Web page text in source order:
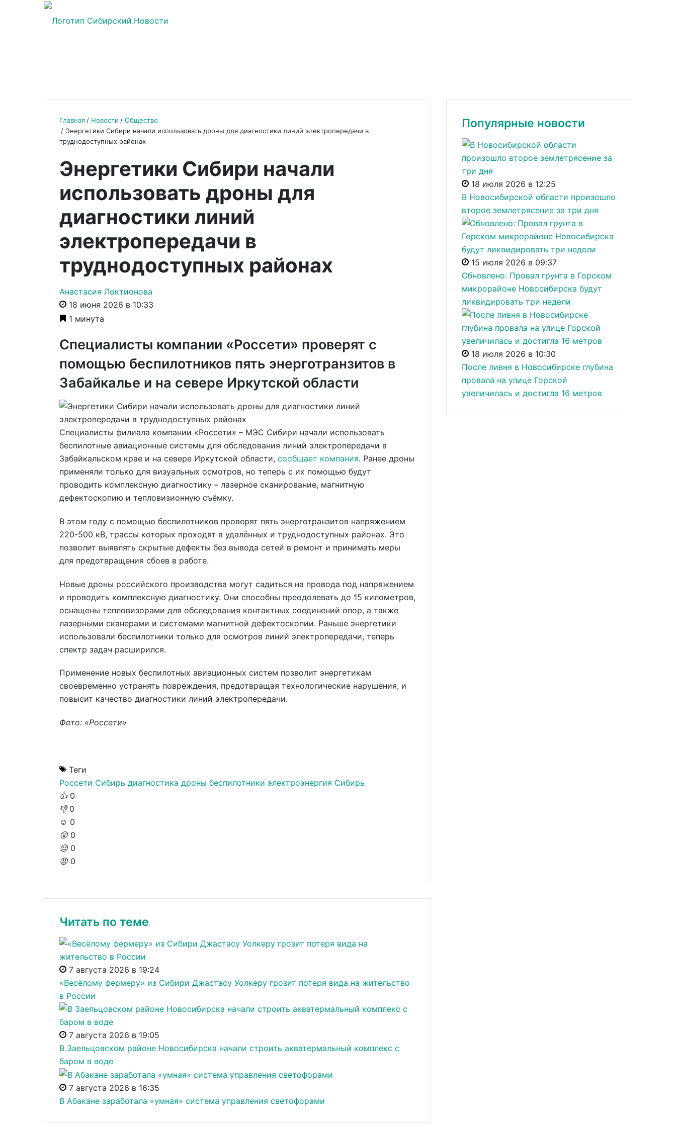
Главная Новости
Общество
Энергетики Сибири начали использовать дроны для диагностики линий электропередачи в
труднодоступных районах
Энергетики Сибири начали
использовать дроны для
диагностики линий
электропередачи в
труднодоступных районах
Анастасия Локтионова
18 июня 2026 в 10:33
1 минута
Специалисты компании «Россети» проверят с
помощью беспилотников пять энерготранзитов в
Забайкалье и на севере Иркутской области
Специалисты филиала компании «Россети» – МЭС Сибири начали использовать
беспилотные авиационные системы для обследования линий электропередачи в
Забайкальском крае и на севере Иркутской области, сообщает компания. Ранее дроны
применяли только для визуальных осмотров, но теперь с их помощью будут
проводить комплексную диагностику – лазерное сканирование, магнитную
дефектоскопию и тепловизионную съёмку.
В этом году с помощью беспилотников проверят пять энерготранзитов напряжением
220-500 кВ, трассы которых проходят в удалённых и труднодоступных районах. Это
позволит выявлять скрытые дефекты без вывода сетей в ремонт и принимать меры
для предотвращения сбоев в работе.
Новые дроны российского производства могут садиться на провода под напряжением
и проводить комплексную диагностику. Они способны преодолевать до 15 километров,
оснащены тепловизорами для обследования контактных соединений опор, а также
лазерными сканерами и системами магнитной дефектоскопии. Раньше энергетики
использовали беспилотники только для осмотров линий электропередачи, теперь
спектр задач расширился.
Применение новых беспилотных авиационных систем позволит энергетикам
своевременно устранять повреждения, предотвращая технологические нарушения, и
повысит качество диагностики линий электропередачи.
Фото: «Россети»
Теги
Россети Сибирь диагностика дроны беспилотники электроэнергия Сибирь
👍 0
👎 0
☺️ 0
😲 0
😔 0
😡 0
Читать по теме
7 августа 2026 в 19:24
«Весёлому фермеру» из Сибири Джастасу Уолкеру грозит потеря вида на жительство
в России
7 августа 2026 в 19:05
В Заельцовском районе Новосибирска начали строить акватермальный комплекс с
баром в воде
7 августа 2026 в 16:35
В Абакане заработала «умная» система управления светофорами
Популярные новости
18 июля 2026 в 12:25
В Новосибирской области произошло
второе землетрясение за три дня
15 июля 2026 в 09:37
Обновлено: Провал грунта в Горском
микрорайоне Новосибирска будут
ликвидировать три недели
18 июля 2026 в 10:30
После ливня в Новосибирске глубина
провала на улице Горской
увеличилась и достигла 16 метров